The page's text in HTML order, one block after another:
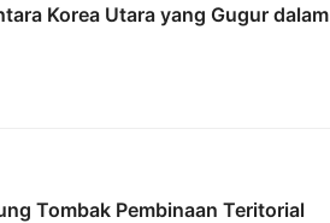
Korea Utara yang Gugur dalam
Tombak Pembinaan Teritorial